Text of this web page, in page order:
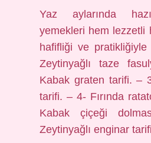
Yaz aylarında
yemekleri hem lezzetli
hafifliği ve pratikliğiyle
Zeytinyağlı taze
Kabak graten tarifi. –
tarifi. – 4- Fırında
Kabak çiçeği
Zeytinyağlı enginar